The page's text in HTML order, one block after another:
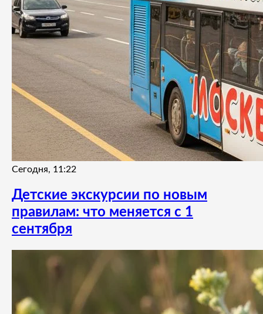
Сегодня, 11:22
Детские экскурсии по новым
правилам: что меняется с 1
сентября